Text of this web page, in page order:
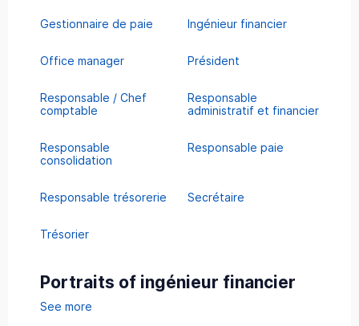
Gestionnaire de paie Ingénieur financier
Office manager Président
Responsable / Chef
comptable
Responsable
administratif et financier
Responsable
consolidation
Responsable paie
Responsable trésorerie Secrétaire
Trésorier
Portraits of ingénieur financier
See more